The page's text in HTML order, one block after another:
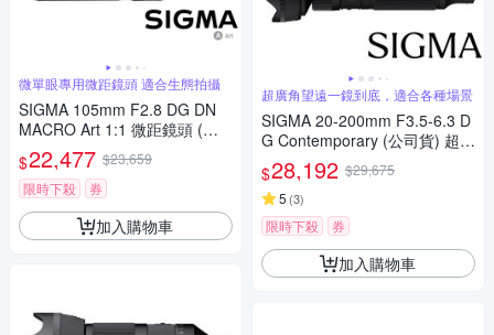
微單眼專用微距鏡頭 適合生態拍攝
SIGMA 105mm F2.8 DG DN
MACRO Art 1:1 微距鏡頭 (公
司貨) 望遠定焦鏡頭 全片幅無
反微單眼鏡頭
$22,477 $23,659
限時下殺
券
加入購物車
超廣角望遠一鏡到底，適合各種場景
SIGMA 20-200mm F3.5-6.3 D
G Contemporary (公司貨) 超廣
角變焦鏡頭 旅遊鏡 全片幅無反
微單眼鏡頭
$28,192 $29,675
5 (3)
限時下殺 券
加入購物車